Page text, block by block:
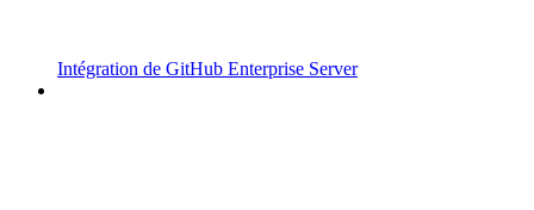
Intégration de GitHub Enterprise Server